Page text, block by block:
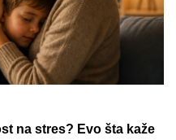
stvari: Ovo su detalji